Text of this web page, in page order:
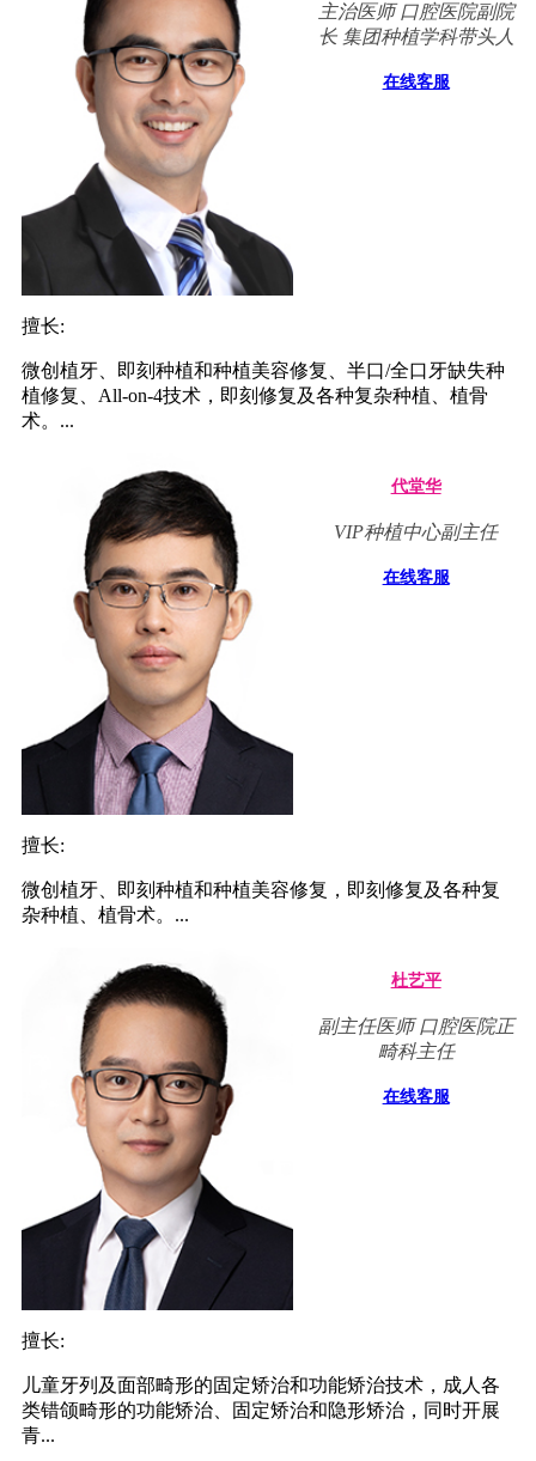
主治医师 口腔医院副院
长 集团种植学科带头人
在线客服
擅长:
微创植牙、即刻种植和种植美容修复、半口/全口牙缺失种
植修复、All-on-4技术，即刻修复及各种复杂种植、植骨
术。...
代堂华
VIP种植中心副主任
在线客服
擅长:
微创植牙、即刻种植和种植美容修复，即刻修复及各种复
杂种植、植骨术。...
杜艺平
副主任医师 口腔医院正
畸科主任
在线客服
擅长:
儿童牙列及面部畸形的固定矫治和功能矫治技术，成人各
类错颌畸形的功能矫治、固定矫治和隐形矫治，同时开展
青...